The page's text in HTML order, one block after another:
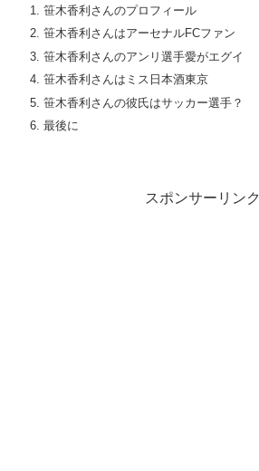
笹木香利さんのプロフィール
笹木香利さんはアーセナルFCファン
笹木香利さんのアンリ選手愛がエグイ
笹木香利さんはミス日本酒東京
笹木香利さんの彼氏はサッカー選手？
最後に
スポンサーリンク